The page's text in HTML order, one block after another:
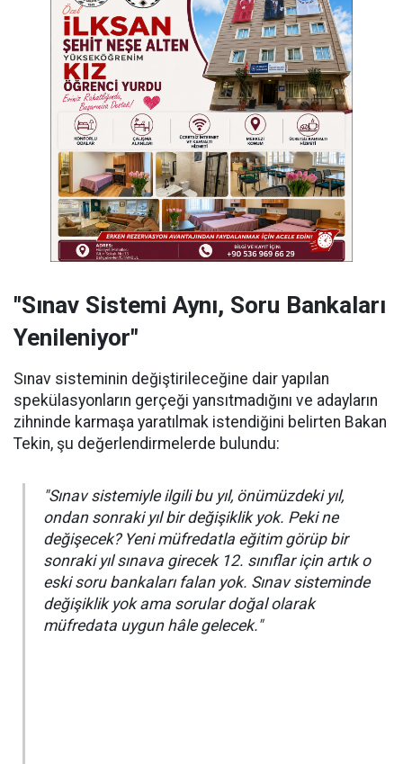
"Sınav Sistemi Aynı, Soru Bankaları
Yenileniyor"
Sınav sisteminin değiştirileceğine dair yapılan
spekülasyonların gerçeği yansıtmadığını ve adayların
zihninde karmaşa yaratılmak istendiğini belirten Bakan
Tekin, şu değerlendirmelerde bulundu:
"Sınav sistemiyle ilgili bu yıl, önümüzdeki yıl,
ondan sonraki yıl bir değişiklik yok. Peki ne
değişecek? Yeni müfredatla eğitim görüp bir
sonraki yıl sınava girecek 12. sınıflar için artık o
eski soru bankaları falan yok. Sınav sisteminde
değişiklik yok ama sorular doğal olarak
müfredata uygun hâle gelecek."